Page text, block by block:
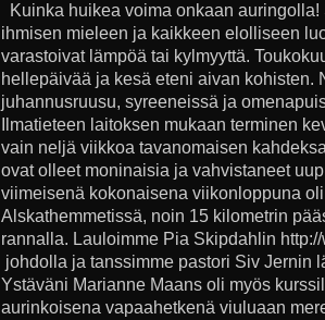
Kuinka huikea voima onkaan
ihmisen mieleen ja kaikkeen elolliseen
varastoivat lämpöä tai kylmyyttä.
hellepäivää ja kesä eteni aivan kohisten.
juhannusruusu, syreeneissä ja
Ilmatieteen laitoksen mukaan terminen
vain neljä viikkoa tavanomaisen
ovat olleet moninaisia ja vahvistaneet
viimeisenä kokonaisena viikonloppuna
Alskathemmetissä, noin 15 kilometrin
rannalla. Lauloimme Pia Skipdahlin
johdolla ja tanssimme pastori Siv Jernin
Ystäväni Marianne Maans oli myös
aurinkoisena vapaahetkenä viuluaan